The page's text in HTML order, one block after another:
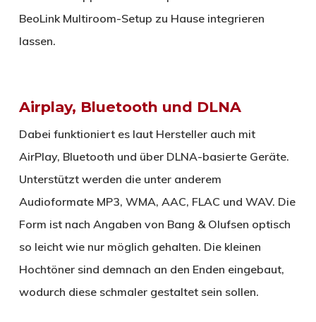
BeoLink Multiroom-Setup zu Hause integrieren
lassen.
Airplay, Bluetooth und DLNA
Dabei funktioniert es laut Hersteller auch mit
AirPlay, Bluetooth und über DLNA-basierte Geräte.
Unterstützt werden die unter anderem
Audioformate MP3, WMA, AAC, FLAC und WAV. Die
Form ist nach Angaben von Bang & Olufsen optisch
so leicht wie nur möglich gehalten. Die kleinen
Hochtöner sind demnach an den Enden eingebaut,
wodurch diese schmaler gestaltet sein sollen.